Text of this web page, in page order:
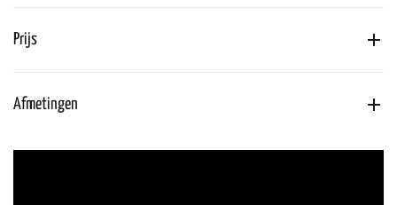
Prijs
Afmetingen